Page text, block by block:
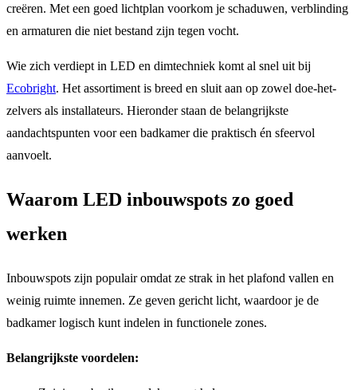
creëren. Met een goed lichtplan voorkom je schaduwen, verblinding
en armaturen die niet bestand zijn tegen vocht.
Wie zich verdiept in LED en dimtechniek komt al snel uit bij
Ecobright. Het assortiment is breed en sluit aan op zowel doe-het-
zelvers als installateurs. Hieronder staan de belangrijkste
aandachtspunten voor een badkamer die praktisch én sfeervol
aanvoelt.
Waarom LED inbouwspots zo goed
werken
Inbouwspots zijn populair omdat ze strak in het plafond vallen en
weinig ruimte innemen. Ze geven gericht licht, waardoor je de
badkamer logisch kunt indelen in functionele zones.
Belangrijkste voordelen: